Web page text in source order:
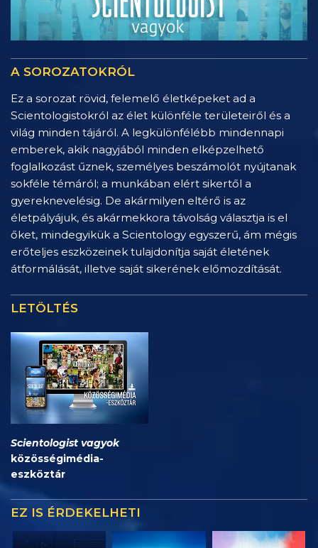
A SOROZATOKRÓL
Ez a sorozat rövid, felemelő életképeket ad a
Scientologistokról az élet különféle területeiről és a
világ minden tájáról. A legkülönfélébb mindennapi
emberek, akik nagyjából minden elképzelhető
foglalkozást űznek, személyes beszámolót nyújtanak
sokféle témáról; a munkában elért sikertől a
gyereknevelésig. De akármilyen eltérő is az
életpályájuk, és akármekkora távolság választja is el
őket, mindegyikük a Scientology egyszerű, ám mégis
erőteljes eszközeinek tulajdonítja saját életének
átformálását, illetve saját sikerének előmozdítását.
LETÖLTÉS
Scientologist vagyok
közösségimédia-
eszköztár
EZ IS ÉRDEKELHETI